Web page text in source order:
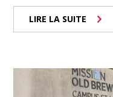
LIRE LA SUITE